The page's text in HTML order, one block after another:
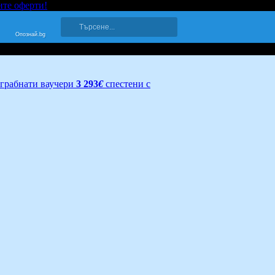
оферти!
Опознай.bg
грабнати ваучери 3 293€ спестени с